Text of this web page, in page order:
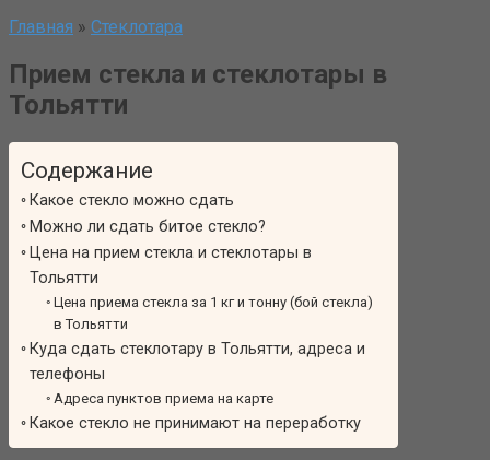
Главная » Стеклотара
Прием стекла и стеклотары в
Тольятти
Содержание
Какое стекло можно сдать
Можно ли сдать битое стекло?
Цена на прием стекла и стеклотары в
Тольятти
Цена приема стекла за 1 кг и тонну (бой стекла)
в Тольятти
Куда сдать стеклотару в Тольятти, адреса и
телефоны
Адреса пунктов приема на карте
Какое стекло не принимают на переработку